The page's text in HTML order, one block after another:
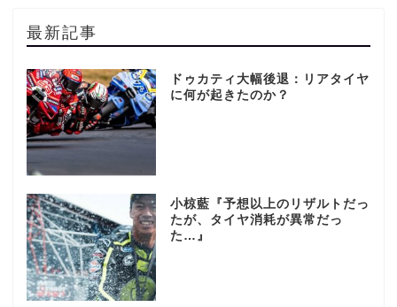
最新記事
ドゥカティ大幅後退：リアタイヤ
に何が起きたのか？
小椋藍『予想以上のリザルトだっ
たが、タイヤ消耗が異常だっ
た…』